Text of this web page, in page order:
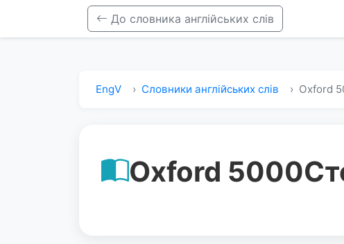
До словника англійських слів
EngV Словники англійських слів Oxford
Oxford 5000